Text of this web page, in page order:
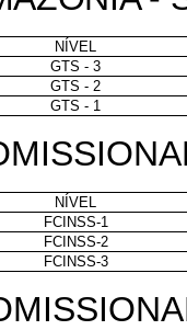
NÍVEL
GTS - 3
GTS - 2
GTS - 1
NÍVEL
FCINSS-1
FCINSS-2
FCINSS-3